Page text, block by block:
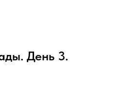
День 3.